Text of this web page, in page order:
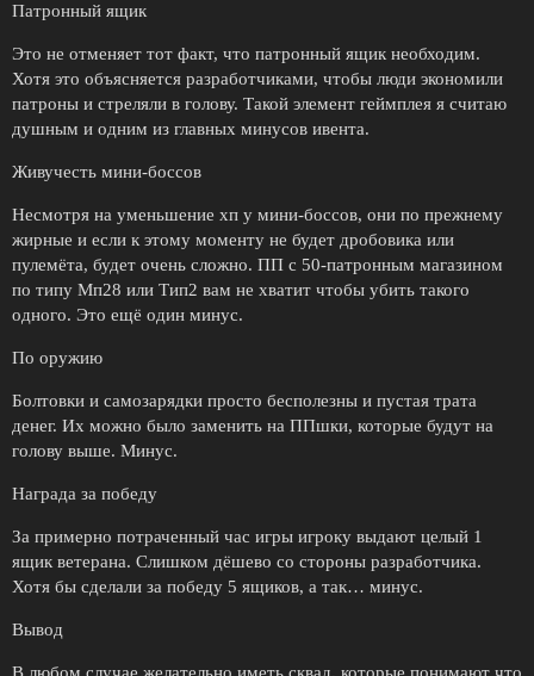
Патронный ящик
Это не отменяет тот факт, что патронный ящик необходим.
Хотя это объясняется разработчиками, чтобы люди экономили
патроны и стреляли в голову. Такой элемент геймплея я считаю
душным и одним из главных минусов ивента.
Живучесть мини-боссов
Несмотря на уменьшение хп у мини-боссов, они по прежнему
жирные и если к этому моменту не будет дробовика или
пулемёта, будет очень сложно. ПП с 50-патронным магазином
по типу Мп28 или Тип2 вам не хватит чтобы убить такого
одного. Это ещё один минус.
По оружию
Болтовки и самозарядки просто бесполезны и пустая трата
денег. Их можно было заменить на ППшки, которые будут на
голову выше. Минус.
Награда за победу
За примерно потраченный час игры игроку выдают целый 1
ящик ветерана. Слишком дёшево со стороны разработчика.
Хотя бы сделали за победу 5 ящиков, а так… минус.
Вывод